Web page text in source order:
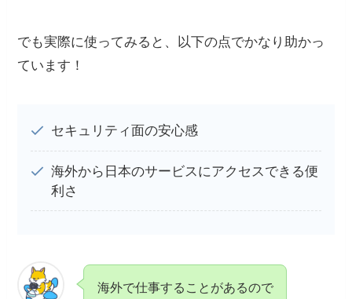
でも実際に使ってみると、以下の点でかなり助かっ
ています！
セキュリティ面の安心感
海外から日本のサービスにアクセスできる便
利さ
海外で仕事することがあるので